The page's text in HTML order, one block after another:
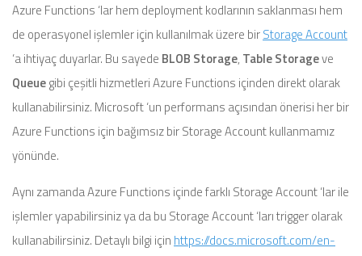
Azure Functions ‘lar hem deployment kodlarının saklanması hem
de operasyonel işlemler için kullanılmak üzere birStorage Account
‘a ihtiyaç duyarlar. Bu sayede BLOB Storage, Table Storageve
Queuegibi çeşitli hizmetleri Azure Functions içinden direkt olarak
kullanabilirsiniz. Microsoft ‘un performans açısından önerisi her bir
Azure Functions için bağımsız bir Storage Account kullanmamız
yönünde.
Aynı zamanda Azure Functions içinde farklı Storage Account ‘lar ile
işlemler yapabilirsiniz ya da bu Storage Account ‘ları trigger olarak
kullanabilirsiniz. Detaylı bilgi için https://docs.microsoft.com/en-